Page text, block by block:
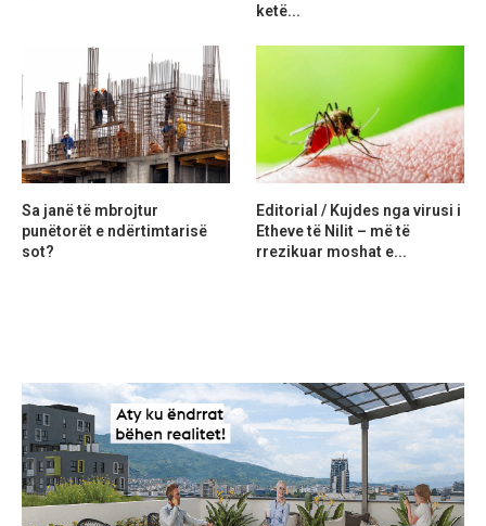
ketë...
Sa janë të mbrojtur
punëtorët e ndërtimtarisë
sot?
Editorial / Kujdes nga virusi i
Etheve të Nilit – më të
rrezikuar moshat e...